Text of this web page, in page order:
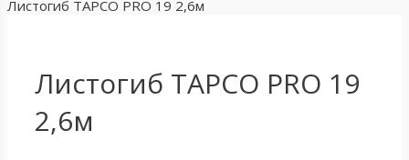
Листогиб TAPCO PRO 19 2,6м
Листогиб TAPCO PRO 19
2,6м